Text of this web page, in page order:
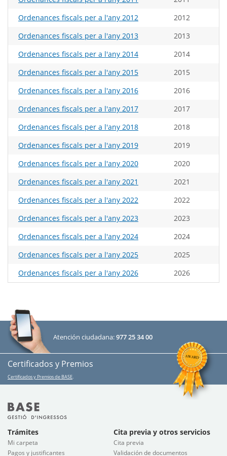
Ordenances fiscals per a l'any 2012
2012
Ordenances fiscals per a l'any 2013
2013
Ordenances fiscals per a l'any 2014
2014
Ordenances fiscals per a l'any 2015
2015
Ordenances fiscals per a l'any 2016
2016
Ordenances fiscals per a l'any 2017
2017
Ordenances fiscals per a l'any 2018
2018
Ordenances fiscals per a l'any 2019
2019
Ordenances fiscals per a l'any 2020
2020
Ordenances fiscals per a l'any 2021
2021
Ordenances fiscals per a l'any 2022
2022
Ordenances fiscals per a l'any 2023
2023
Ordenances fiscals per a l'any 2024
2024
Ordenances fiscals per a l'any 2025
2025
Ordenances fiscals per a l'any 2026
2026
Atención ciudadana:977 25 34 00
Certificados y Premios
Certificados y Premios de BASE
Trámites
Mi carpeta
Pagos y justificantes
Cita previa y otros servicios
Cita previa
Validación de documentos